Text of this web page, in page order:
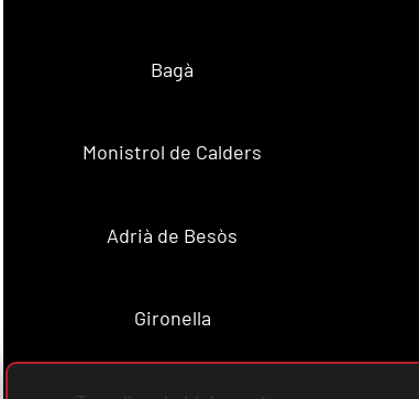
Bagà
Monistrol de Calders
Adrià de Besòs
Gironella